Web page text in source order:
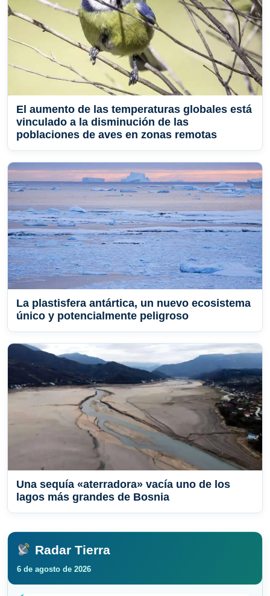
El aumento de las temperaturas globales está
vinculado a la disminución de las
poblaciones de aves en zonas remotas
La plastisfera antártica, un nuevo ecosistema
único y potencialmente peligroso
Una sequía «aterradora» vacía uno de los
lagos más grandes de Bosnia
Radar Tierra
6 de agosto de 2026